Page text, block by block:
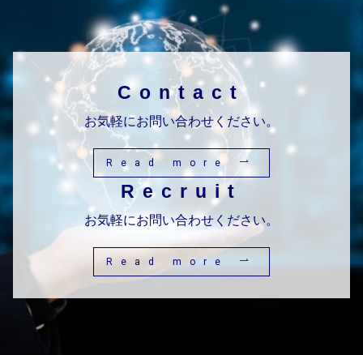
Contact
お気軽にお問い合わせください。
Read more
Recruit
お気軽にお問い合わせください。
Read more